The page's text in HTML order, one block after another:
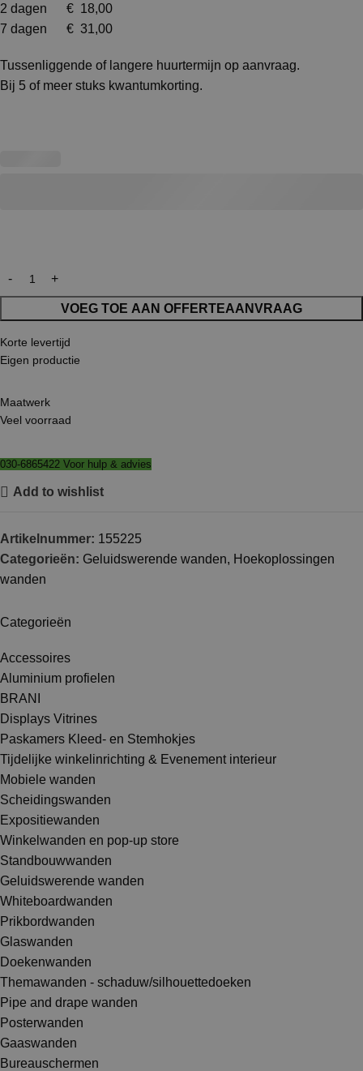
Categorieën
Accessoires
Aluminium profielen
BRANI
Displays Vitrines
Paskamers Kleed- en Stemhokjes
Tijdelijke winkelinrichting & Evenement interieur
Mobiele wanden
Scheidingswanden
Expositiewanden
Winkelwanden en pop-up store
Standbouwwanden
Geluidswerende wanden
Whiteboardwanden
Prikbordwanden
Glaswanden
Doekenwanden
Themawanden - schaduw/silhouettedoeken
Pipe and drape wanden
Posterwanden
Gaaswanden
Bureauschermen
2 dagen € 18,00
7 dagen € 31,00
Tussenliggende of langere huurtermijn op aanvraag.
Bij 5 of meer stuks kwantumkorting.
VOEG TOE AAN OFFERTEAANVRAAG
Korte levertijd
Eigen productie
Maatwerk
Veel voorraad
030-6865422 Voor hulp & advies
Add to wishlist
Artikelnummer: 155225
Categorieën: Geluidswerende wanden, Hoekoplossingen
wanden